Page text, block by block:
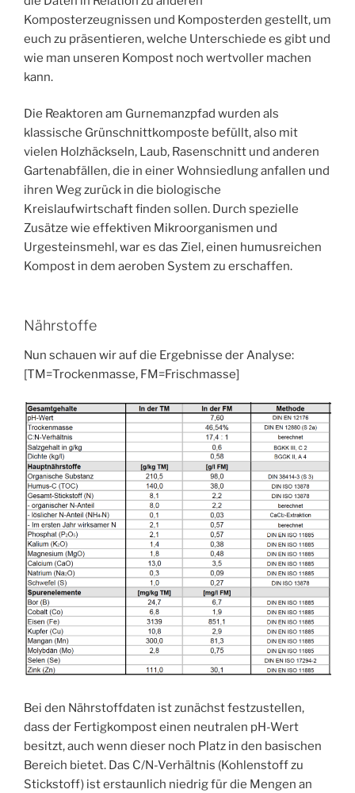
Komposterzeugnissen und Komposterden gestellt, um
euch zu präsentieren, welche Unterschiede es gibt und
wie man unseren Kompost noch wertvoller machen
kann.
Die Reaktoren am Gurnemanzpfad wurden als
klassische Grünschnittkomposte befüllt, also mit
vielen Holzhäckseln, Laub, Rasenschnitt und anderen
Gartenabfällen, die in einer Wohnsiedlung anfallen und
ihren Weg zurück in die biologische
Kreislaufwirtschaft finden sollen. Durch spezielle
Zusätze wie effektiven Mikroorganismen und
Urgesteinsmehl, war es das Ziel, einen humusreichen
Kompost in dem aeroben System zu erschaffen.
Nährstoffe
Nun schauen wir auf die Ergebnisse der Analyse:
[TM=Trockenmasse, FM=Frischmasse]
Bei den Nährstoffdaten ist zunächst festzustellen,
dass der Fertigkompost einen neutralen pH-Wert
besitzt, auch wenn dieser noch Platz in den basischen
Bereich bietet. Das C/N-Verhältnis (Kohlenstoff zu
Stickstoff) ist erstaunlich niedrig für die Mengen an